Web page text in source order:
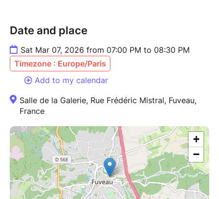
Date and place
Sat Mar 07, 2026 from 07:00 PM to 08:30 PM
Timezone : Europe/Paris
Add to my calendar
Salle de la Galerie, Rue Frédéric Mistral, Fuveau,
France
+
−